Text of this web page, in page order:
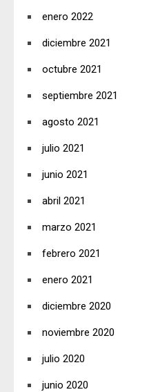
enero 2022
diciembre 2021
octubre 2021
septiembre 2021
agosto 2021
julio 2021
junio 2021
abril 2021
marzo 2021
febrero 2021
enero 2021
diciembre 2020
noviembre 2020
julio 2020
junio 2020